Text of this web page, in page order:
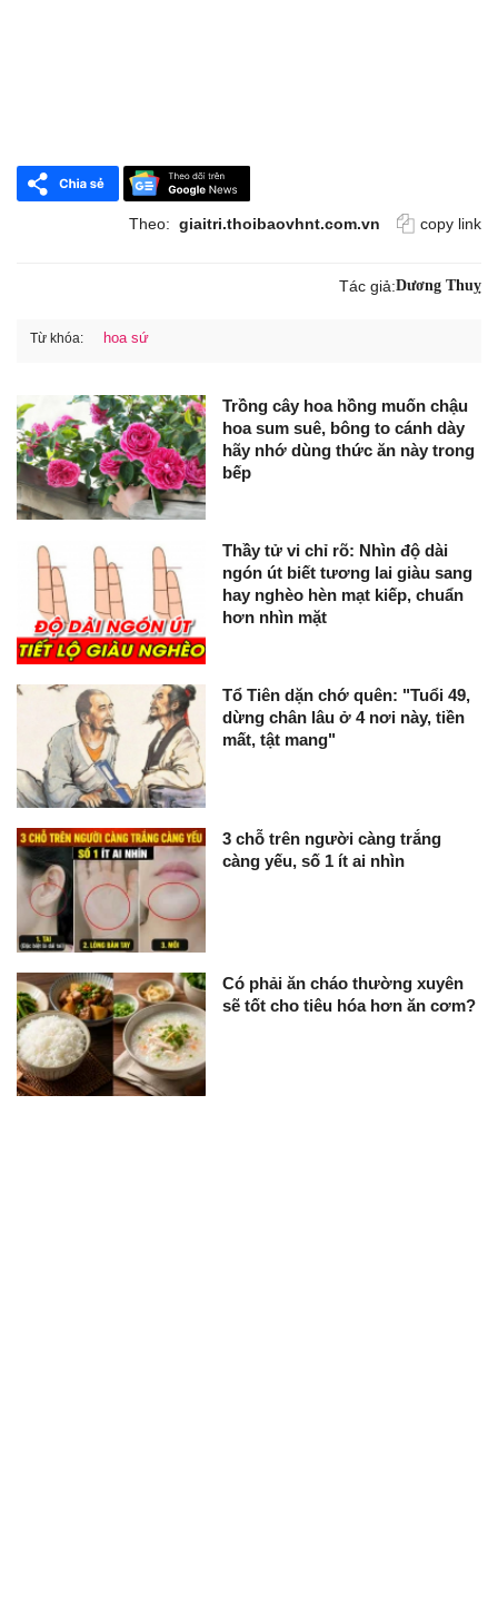
Theo: giaitri.thoibaovhnt.com.vn copy link
Tác giả:Dương Thuỵ
Từ khóa: hoa sứ
Trồng cây hoa hồng muốn chậu
hoa sum suê, bông to cánh dày
hãy nhớ dùng thức ăn này trong
bếp
Thầy tử vi chỉ rõ: Nhìn độ dài
ngón út biết tương lai giàu sang
hay nghèo hèn mạt kiếp, chuẩn
hơn nhìn mặt
Tổ Tiên dặn chớ quên: "Tuổi 49,
dừng chân lâu ở 4 nơi này, tiền
mất, tật mang"
3 chỗ trên người càng trắng
càng yếu, số 1 ít ai nhìn
Có phải ăn cháo thường xuyên
sẽ tốt cho tiêu hóa hơn ăn cơm?